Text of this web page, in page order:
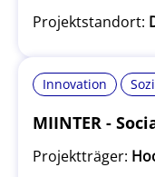
Projektstandort:
Innovation
MIINTER -
Projektträger: